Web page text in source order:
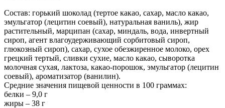
Состав: горький шоколад (тертое какао, сахар, масло какао,
эмульгатор (лецитин соевый), натуральная ваниль), жир
растительный, марципан (сахар, миндаль, вода, инвертный
сироп, агент влагоудерживающий сорбитовый сироп,
глюкозный сироп), сахар, сухое обезжиренное молоко, орех
грецкий тертый, сливки сухие, масло какао, сыворотка
молочная сухая, лактоза, какао-порошок, эмульгатор (лецитин
соевый), ароматизатор (ванилин).
Средние значения пищевой ценности в 100 граммах:
белки – 9,0 г
жиры – 38 г